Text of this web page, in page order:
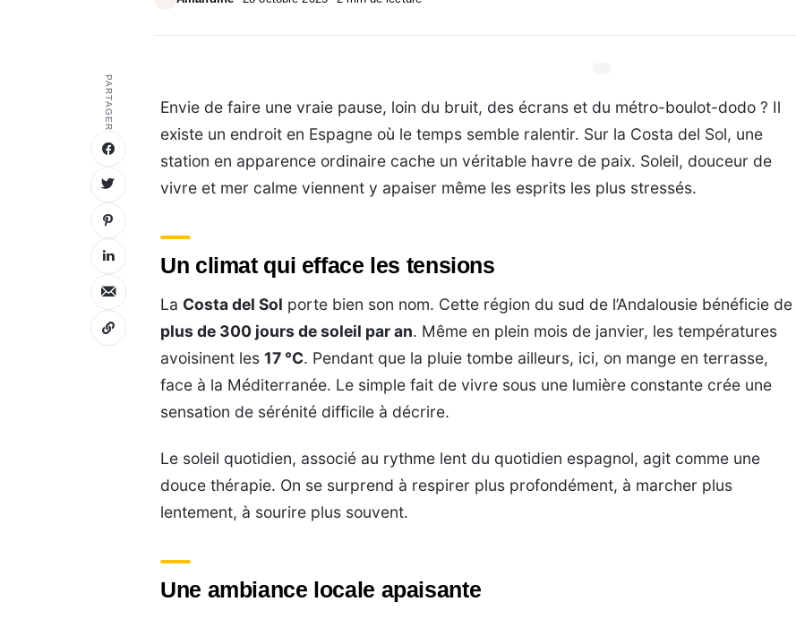
PARTAGER
Envie de faire une vraie pause, loin du bruit, des écrans et du métro-boulot-dodo ? Il
existe un endroit en Espagne où le temps semble ralentir. Sur la Costa del Sol, une
station en apparence ordinaire cache un véritable havre de paix. Soleil, douceur de
vivre et mer calme viennent y apaiser même les esprits les plus stressés.
Un climat qui efface les tensions
La Costa del Sol porte bien son nom. Cette région du sud de l’Andalousie bénéficie de
plus de 300 jours de soleil par an. Même en plein mois de janvier, les températures
avoisinent les17 °C. Pendant que la pluie tombe ailleurs, ici, on mange en terrasse,
face à la Méditerranée. Le simple fait de vivre sous une lumière constante crée une
sensation de sérénité difficile à décrire.
Le soleil quotidien, associé au rythme lent du quotidien espagnol, agit comme une
douce thérapie. On se surprend à respirer plus profondément, à marcher plus
lentement, à sourire plus souvent.
Une ambiance locale apaisante